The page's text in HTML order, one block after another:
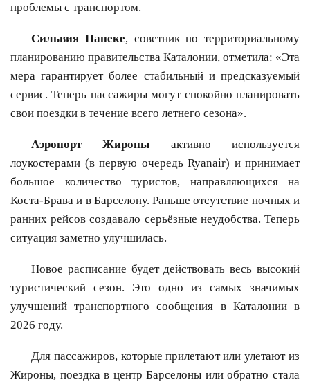
проблемы с транспортом.
Сильвия Панеке, советник по территориальному
планированию правительства Каталонии, отметила: «Эта
мера гарантирует более стабильный и предсказуемый
сервис. Теперь пассажиры могут спокойно планировать
свои поездки в течение всего летнего сезона».
Аэропорт Жироны активно используется
лоукостерами (в первую очередь Ryanair) и принимает
большое количество туристов, направляющихся на
Коста-Брава и в Барселону. Раньше отсутствие ночных и
ранних рейсов создавало серьёзные неудобства. Теперь
ситуация заметно улучшилась.
Новое расписание будет действовать весь высокий
туристический сезон. Это одно из самых значимых
улучшений транспортного сообщения в Каталонии в
2026 году.
Для пассажиров, которые прилетают или улетают из
Жироны, поездка в центр Барселоны или обратно стала